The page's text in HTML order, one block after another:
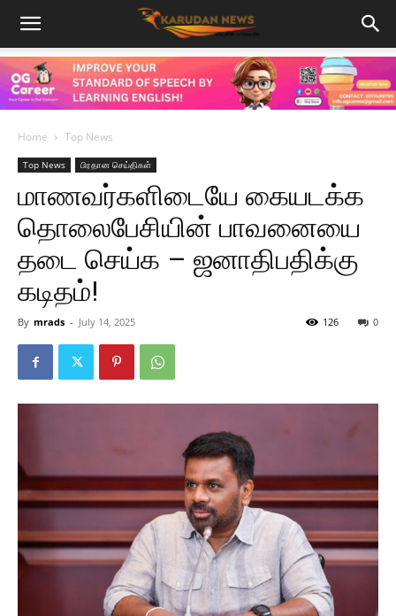
Home Top News
Top News பிரதான செய்திகள்
மாணவர்களிடையே கையடக்க
தொலைபேசியின் பாவனையை
தடை செய்க – ஜனாதிபதிக்கு
கடிதம்!
By mrads - July 14, 2025 0
126